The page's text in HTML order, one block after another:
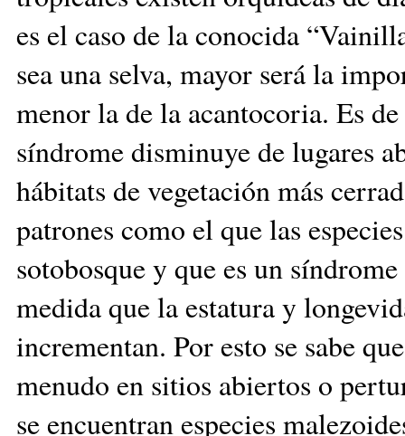
es el caso de la conocida
sea una selva, mayor será la
menor la de la acantocoria. Es
síndrome disminuye de lugares
hábitats de vegetación más
patrones como el que las
sotobosque y que es un
medida que la estatura y
incrementan. Por esto se sabe
menudo en sitios abiertos o
se encuentran especies